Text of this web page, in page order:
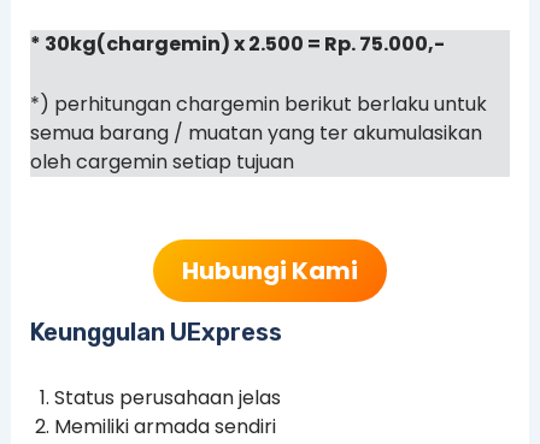
* 30kg(chargemin) x 2.500 = Rp. 75.000,-
*) perhitungan chargemin berikut berlaku untuk
semua barang / muatan yang ter akumulasikan
oleh cargemin setiap tujuan
Hubungi Kami
Keunggulan UExpress
Status perusahaan jelas
Memiliki armada sendiri